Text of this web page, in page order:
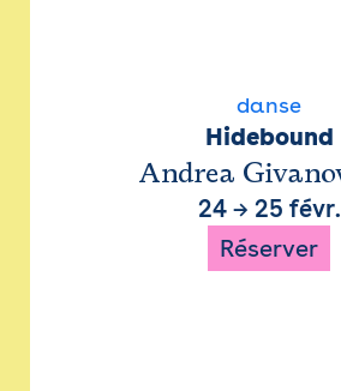
danse
Hidebound
Andrea
24→ 25 févr.
Réserver